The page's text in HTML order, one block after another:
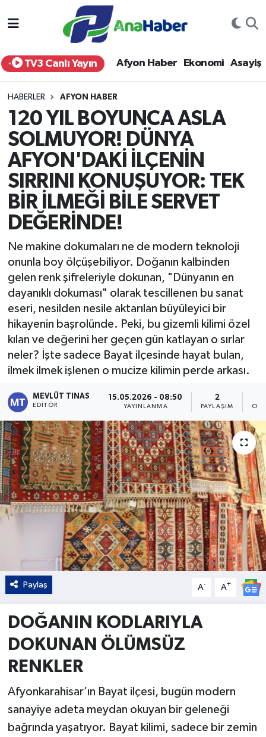
TV3 Canlı Yayın Afyon Haber Ekonomi Asayiş
HABERLER AFYON HABER
120 YIL BOYUNCA ASLA
SOLMUYOR! DÜNYA
AFYON'DAKİ İLÇENİN
SIRRINI KONUŞUYOR: TEK
BİR İLMEĞİ BİLE SERVET
DEĞERİNDE!
Ne makine dokumaları ne de modern teknoloji
onunla boy ölçüşebiliyor. Doğanın kalbinden
gelen renk şifreleriyle dokunan, "Dünyanın en
dayanıklı dokuması" olarak tescillenen bu sanat
eseri, nesilden nesile aktarılan büyüleyici bir
hikayenin başrolünde. Peki, bu gizemli kilimi özel
kılan ve değerini her geçen gün katlayan o sırlar
neler? İşte sadece Bayat ilçesinde hayat bulan,
ilmek ilmek işlenen o mucize kilimin perde arkası.
MEVLÜT TINAS
EDITÖR
15.05.2026 - 08:50
YAYINLANMA
2
PAYLAŞIM
Paylaş A- A+
DOĞANIN KODLARIYLA
DOKUNAN ÖLÜMSÜZ
RENKLER
Afyonkarahisar’ın Bayat ilçesi, bugün modern
sanayiye adeta meydan okuyan bir geleneği
bağrında yaşatıyor. Bayat kilimi, sadece bir zemin
Yurt Haber
Afyon Haber
Siyaset
Spor
Eğitim
Sağlık
Teknoloji
Kültür - Sanat
Yaşam
Afyonkarahisar Nöbetçi Eczaneler
Afyonkarahisar Hava Durumu
Afyonkarahisar Trafik Yoğunluk Haritası
Süper Lig Puan Durumu ve Fikstür
Tüm Manşetler
Son Dakika Haberleri
Haber Arşivi